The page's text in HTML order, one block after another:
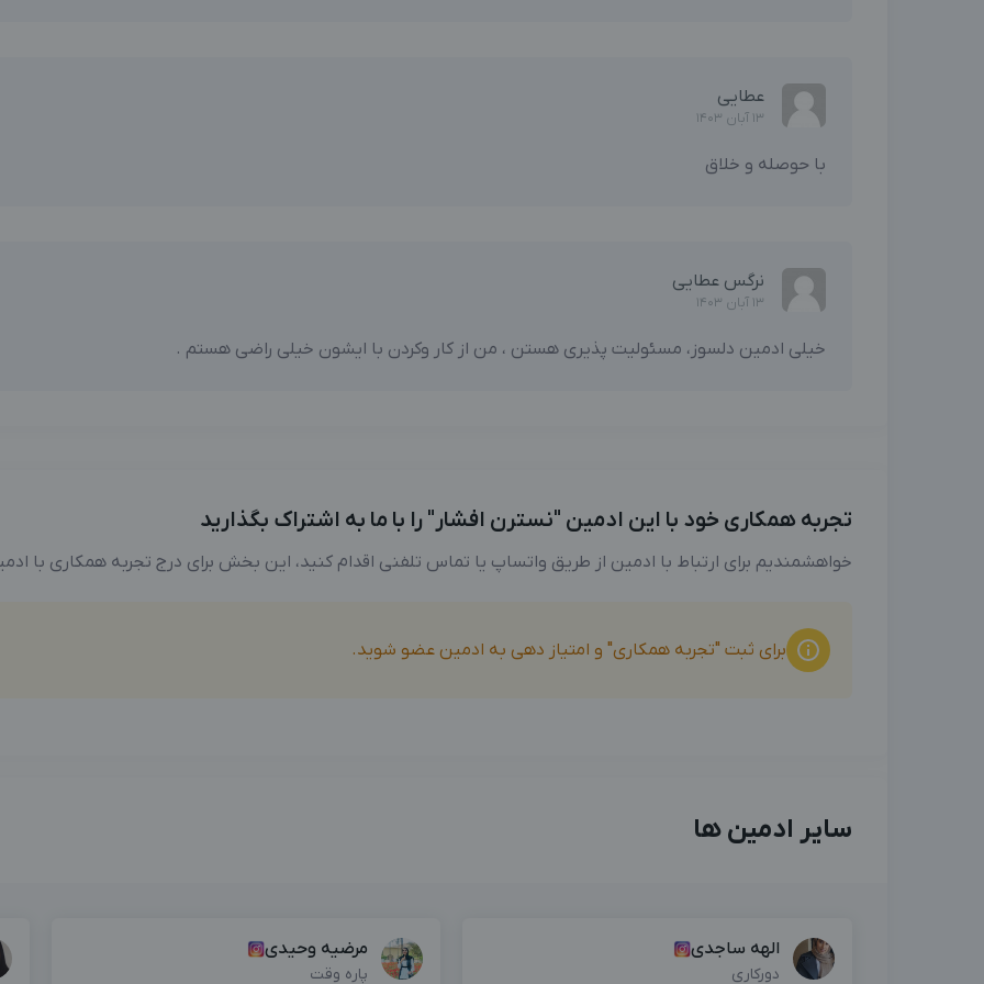
عطایی
13 آبان 1403
با حوصله و خلاق
نرگس عطایی
13 آبان 1403
خیلی ادمین دلسوز، مسئولیت پذیری هستن ، من از کار وکردن با ایشون خیلی راضی هستم .
تجربه همکاری خود با این ادمین "نسترن افشار" را با ما به اشتراک بگذارید
خواهشمندیم برای ارتباط با ادمین از طریق واتساپ یا تماس تلفنی اقدام کنید، این بخش برای درج تجربه همکاری با
برای ثبت "تجربه همکاری" و امتیاز دهی به ادمین عضو شوید.
سایر ادمین ها
الهه ساجدی
دورکاری
مرضیه وحیدی
پاره وقت